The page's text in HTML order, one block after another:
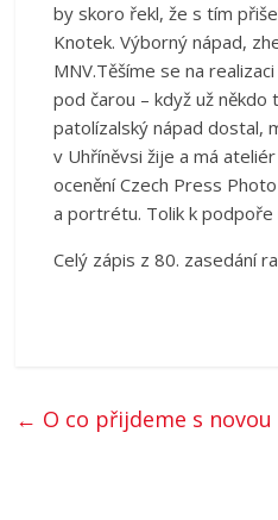
by skoro řekl, že s tím
Knotek. Výborný nápad,
MNV.Těšíme se na
pod čarou – když už někdo
patolízalský nápad dostal,
v Uhříněvsi žije a má
ocenění Czech Press
a portrétu. Tolik k podpoře
Celý zápis z 80. zasedání
← O co přijdeme s